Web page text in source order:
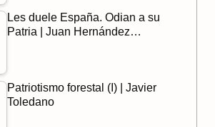
Les duele España. Odian a su
Patria | Juan Hernández…
Patriotismo forestal (I) | Javier
Toledano